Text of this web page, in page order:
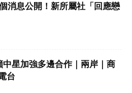
消息公開！新所屬社「回應戀
星加強多邊合作｜兩岸｜商
台